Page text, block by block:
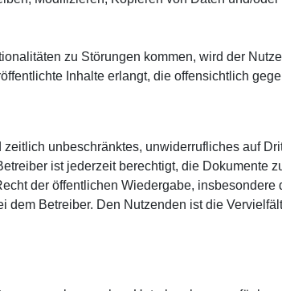
zu Störungen kommen, wird der
Inhalte erlangt, die offensichtlich
unbeschränktes, unwiderrufliches auf
ist jederzeit berechtigt, die
der öffentlichen Wiedergabe,
Betreiber. Den Nutzenden ist die